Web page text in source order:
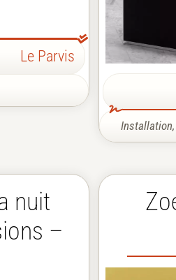
Le Parvis
Installation,
nuit
–